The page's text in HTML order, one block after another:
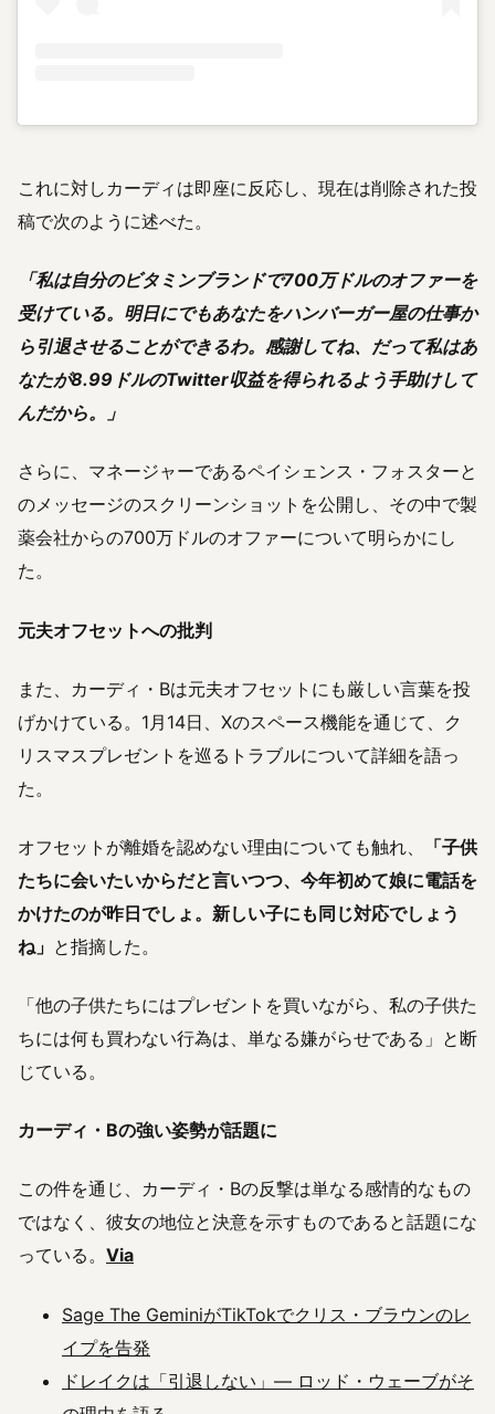
これに対しカーディは即座に反応し、現在は削除された投
稿で次のように述べた。
「私は自分のビタミンブランドで700万ドルのオファーを
受けている。明日にでもあなたをハンバーガー屋の仕事か
ら引退させることができるわ。感謝してね、だって私はあ
なたが8.99ドルのTwitter収益を得られるよう手助けして
んだから。」
さらに、マネージャーであるペイシェンス・フォスターと
のメッセージのスクリーンショットを公開し、その中で製
薬会社からの700万ドルのオファーについて明らかにし
た。
元夫オフセットへの批判
また、カーディ・Bは元夫オフセットにも厳しい言葉を投
げかけている。1月14日、Xのスペース機能を通じて、ク
リスマスプレゼントを巡るトラブルについて詳細を語っ
た。
オフセットが離婚を認めない理由についても触れ、
「子供
たちに会いたいからだと言いつつ、今年初めて娘に電話を
かけたのが昨日でしょ。新しい子にも同じ対応でしょう
ね」 と指摘した。
「他の子供たちにはプレゼントを買いながら、私の子供た
ちには何も買わない行為は、単なる嫌がらせである」と断
じている。
カーディ・Bの強い姿勢が話題に
この件を通じ、カーディ・Bの反撃は単なる感情的なもの
ではなく、彼女の地位と決意を示すものであると話題にな
っている。 Via
Sage The GeminiがTikTokでクリス・ブラウンのレ
イプを告発
ドレイクは「引退しない」— ロッド・ウェーブがそ